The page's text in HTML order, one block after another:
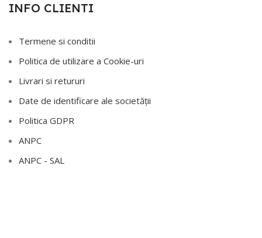
INFO CLIENTI
Termene si conditii
Politica de utilizare a Cookie-uri
Livrari si retururi
Date de identificare ale societății
Politica GDPR
ANPC
ANPC - SAL